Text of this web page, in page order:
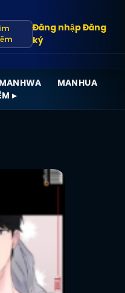
Đăng nhậpĐăng
ký
MANHWA
MANHUA
▸